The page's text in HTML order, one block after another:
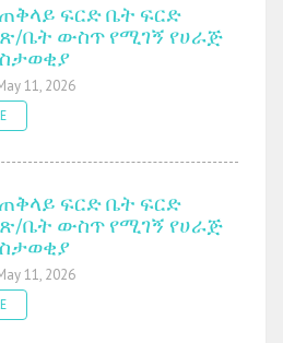
ፍርድ ቤት ፍርድ
ቤት ውስጥ የሚገኝ የሀራጅ
11, 2026
ፍርድ ቤት ፍርድ
ቤት ውስጥ የሚገኝ የሀራጅ
11, 2026